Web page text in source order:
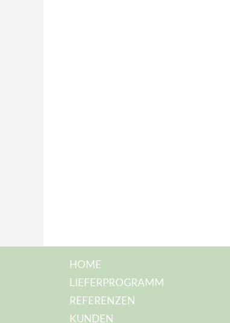
HOME
LIEFERPROGRAMM
REFERENZEN
KUNDEN